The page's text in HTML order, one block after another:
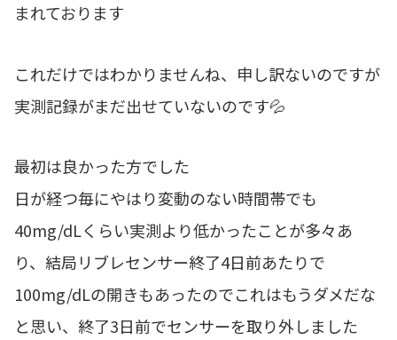
まれております
これだけではわかりませんね、申し訳ないのですが
実測記録がまだ出せていないのです💦
最初は良かった方でした
日が経つ毎にやはり変動のない時間帯でも
40mg/dLくらい実測より低かったことが多々あ
り、 結局リブレセンサー終了4日前あたりで
100mg/dLの開きもあったのでこれはもうダメだな
と思い、終了3日前でセンサーを取り外しました